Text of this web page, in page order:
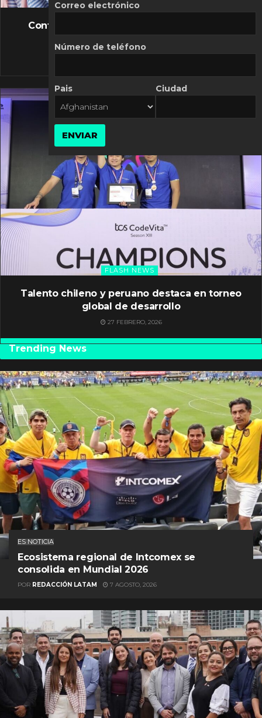
FLASH NEWS
Controversia de Mercado Libre por costos
10 MARZO, 2026
FLASH NEWS
Talento chileno y peruano destaca en torneo
global de desarrollo
27 FEBRERO, 2026
Trending News
ES NOTICIA
Ecosistema regional de Intcomex se
consolida en Mundial 2026
POR REDACCIÓN LATAM 7 AGOSTO, 2026
Correo electrónico
Número de teléfono
Pais Ciudad
ENVIAR